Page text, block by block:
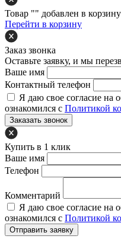
Товар "" добавлен в корзину
Перейти в корзину
Заказ звонка
Оставьте заявку, и мы
Ваше имя
Контактный телефон
Я даю свое согласие на
ознакомился с Политикой
Заказать звонок
Купить в 1 клик
Ваше имя
Телефон
Комментарий
Я даю свое согласие на
ознакомился с Политикой
Отправить заявку